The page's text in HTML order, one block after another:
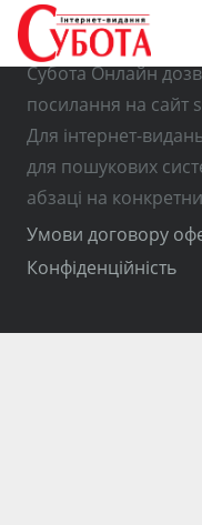
© Використання
Субота Онлайн
посилання на сайт
Для інтернет-
для пошукових
абзаці на
Умови договору
Конфіденційність